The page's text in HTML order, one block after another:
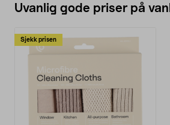
Uvanlig gode priser på
Sjekk prisen